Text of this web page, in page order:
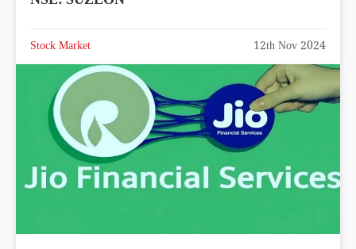
Stock Market 12th Nov 2024